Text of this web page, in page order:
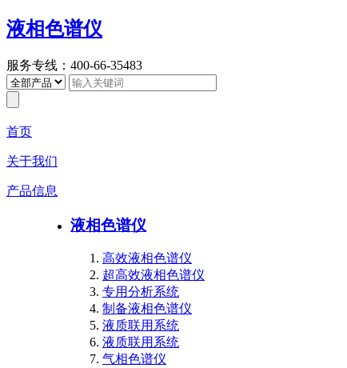
液相色谱仪
服务专线：400-66-35483
首页
关于我们
产品信息
液相色谱仪
高效液相色谱仪
超高效液相色谱仪
专用分析系统
制备液相色谱仪
液质联用系统
液质联用系统
气相色谱仪